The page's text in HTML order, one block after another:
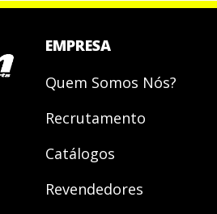
EMPRESA
Quem Somos Nós?
Recrutamento
Catálogos
Revendedores